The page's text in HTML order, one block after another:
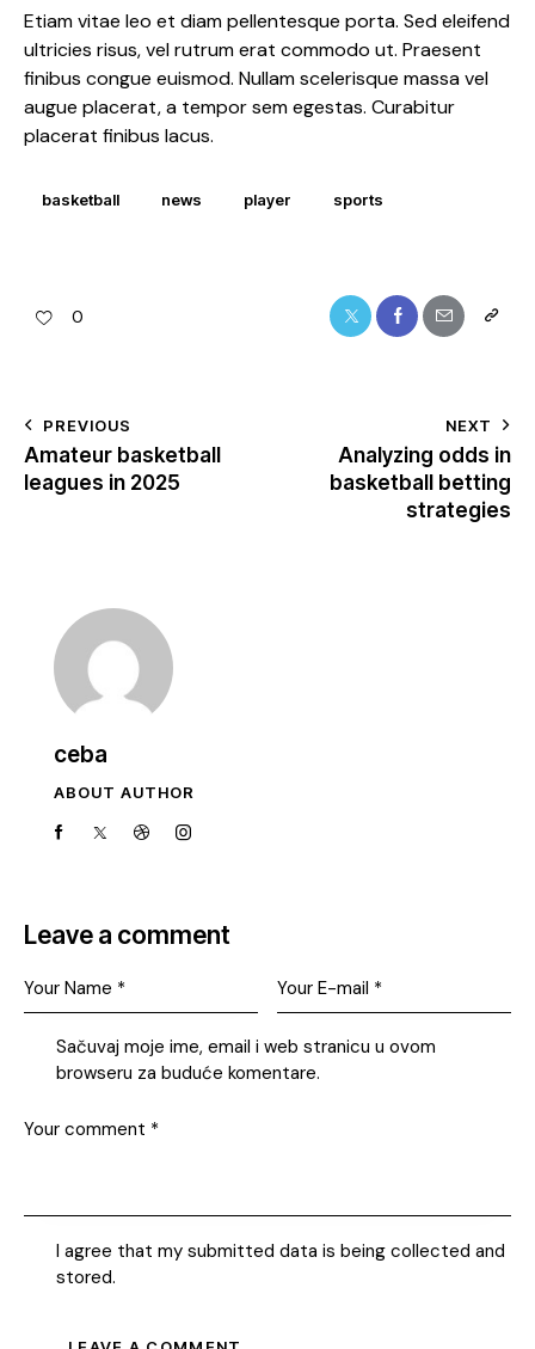
Etiam vitae leo et diam pellentesque porta. Sed eleifend
ultricies risus, vel rutrum erat commodo ut. Praesent
finibus congue euismod. Nullam scelerisque massa vel
augue placerat, a tempor sem egestas. Curabitur
placerat finibus lacus.
basketball news player sports
0
PREVIOUS
Amateur basketball
leagues in 2025
NEXT
Analyzing odds in
basketball betting
strategies
ceba
ABOUT AUTHOR
Leave a comment
Sačuvaj moje ime, email i web stranicu u ovom
browseru za buduće komentare.
I agree that my submitted data is being collected and
stored.